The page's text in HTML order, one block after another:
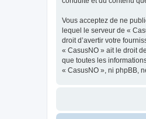
Vous acceptez de ne
lequel le serveur de «
droit d’avertir votre
« CasusNO » ait le droit
que toutes les
« CasusNO », ni phpBB,